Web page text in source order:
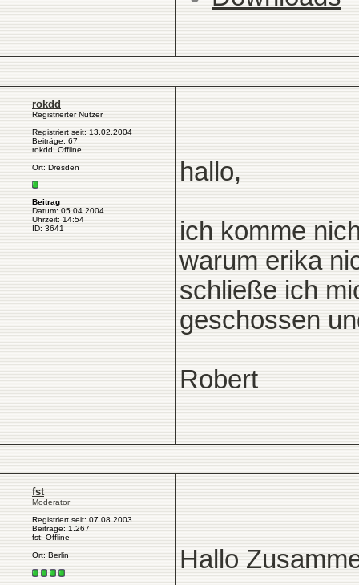
rokdd
Registrierter Nutzer
Registriert seit: 13.02.2004
Beiträge: 67
rokdd: Offline
Ort: Dresden
Beitrag
Datum: 05.04.2004
Uhrzeit: 14:54
ID: 3641
hallo,
ich komme
warum erika
schließe ich
geschossen
Robert
fst
Moderator
Registriert seit: 07.08.2003
Beiträge: 1.267
fst: Offline
Ort: Berlin
Hallo